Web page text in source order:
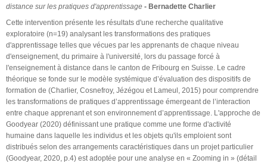
distance sur les pratiques d'apprentissage - Bernadette Charlier
Cette intervention présente les résultats d'une recherche qualitative
exploratoire (n=19) analysant les transformations des pratiques
d'apprentissage telles que vécues par les apprenants de chaque niveau
d'enseignement, du primaire à l'université, lors du passage forcé à
l'enseignement à distance dans le canton de Fribourg en Suisse. Le cadre
théorique se fonde sur le modèle systémique d’évaluation des dispositifs de
formation de (Charlier, Cosnefroy, Jézégou et Lameul, 2015) pour comprendre
les transformations de pratiques d’apprentissage émergeant de l’interaction
entre chaque apprenant et son environnement d’apprentissage. L'approche de
Goodyear (2020) définissant une pratique comme une forme d'activité
humaine dans laquelle les individus et les objets qu'ils emploient sont
distribués selon des arrangements caractéristiques dans un projet particulier
(Goodyear, 2020, p.4) est adoptée pour une analyse en « Zooming in » (détail